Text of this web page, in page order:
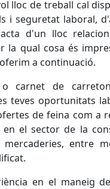
lloc de treball cal
i seguretat laboral,
d'un lloc
la qual cosa és
a continuació.
carnet de
teves oportunitats
de feina com a
el sector de la
entre
en el maneig